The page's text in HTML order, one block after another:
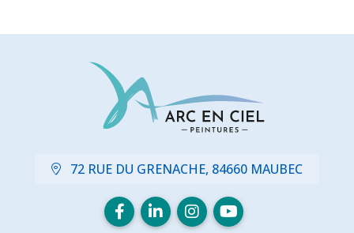
72 RUE DU GRENACHE, 84660 MAUBEC